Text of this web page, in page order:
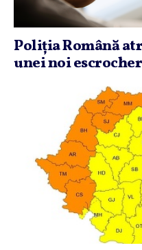
Poliţia Română
unei noi